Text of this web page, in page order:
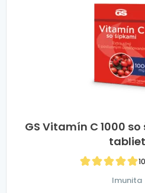
GS Vitamín C 1000 so
tabliet
Imunita